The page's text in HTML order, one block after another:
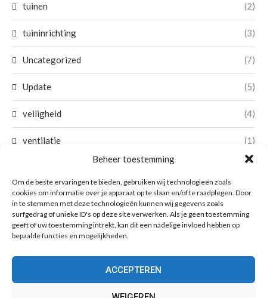
Beheer toestemming
Om de beste ervaringen te bieden, gebruiken wij technologieën zoals
cookies om informatie over je apparaat op te slaan en/of te raadplegen. Door
in te stemmen met deze technologieën kunnen wij gegevens zoals
surfgedrag of unieke ID's op deze site verwerken. Als je geen toestemming
geeft of uw toestemming intrekt, kan dit een nadelige invloed hebben op
bepaalde functies en mogelijkheden.
ACCEPTEREN
tuinen (2)
tuininrichting (3)
Uncategorized (7)
Update (5)
veiligheid (4)
ventilatie (1)
verftechniek (5)
verhuizen (2)